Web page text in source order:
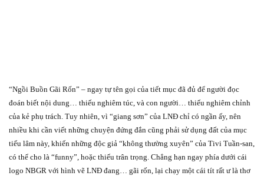
“Ngồi Buồn Gãi Rốn” – ngay tự tên gọi của tiết mục đã đủ để người đọc
đoán biết nội dung… thiếu nghiêm túc, và con người… thiếu nghiêm chỉnh
của kẻ phụ trách. Tuy nhiên, vì “giang sơn” của LNĐ chỉ có ngần ấy, nên
nhiều khi cần viết những chuyện đứng đắn cũng phải sử dụng đất của mục
tiếu lâm này, khiến những độc giả “không thường xuyên” của Tivi Tuần-san,
có thể cho là “funny”, hoặc thiếu trân trọng. Chẳng hạn ngay phía dưới cái
logo NBGR với hình vẽ LNĐ đang… gãi rốn, lại chạy một cái tít rất ư là thơ